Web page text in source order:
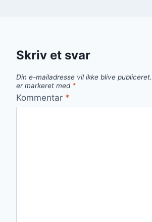
Skriv et svar
Din e-mailadresse vil ikke blive publiceret.
er markeret med *
Kommentar *